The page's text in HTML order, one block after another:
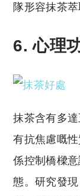
隊形容抹茶
6. 心理
抹茶含有多
有抗焦慮嘅
係控制橋樑
態。研究發